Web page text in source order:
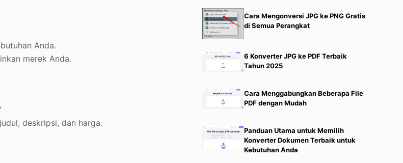
Anda.
merek Anda.
deskripsi, dan harga.
Cara Mengonversi JPG ke PNG Gratis
di Semua Perangkat
6 Konverter JPG ke PDF Terbaik
Tahun 2025
Cara Menggabungkan Beberapa File
PDF dengan Mudah
Panduan Utama untuk Memilih
Konverter Dokumen Terbaik untuk
Kebutuhan Anda